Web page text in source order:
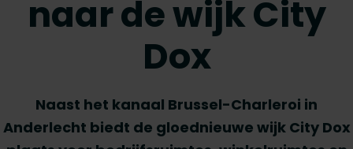
naar de wijk City
Dox
Naast het kanaal Brussel-Charleroi in
Anderlecht biedt de gloednieuwe wijk City Dox